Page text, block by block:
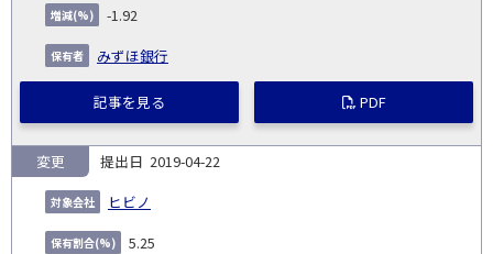
-1.92
みずほ銀行
記事を見る PDF
2019-04-22
ヒビノ
変更
5.25